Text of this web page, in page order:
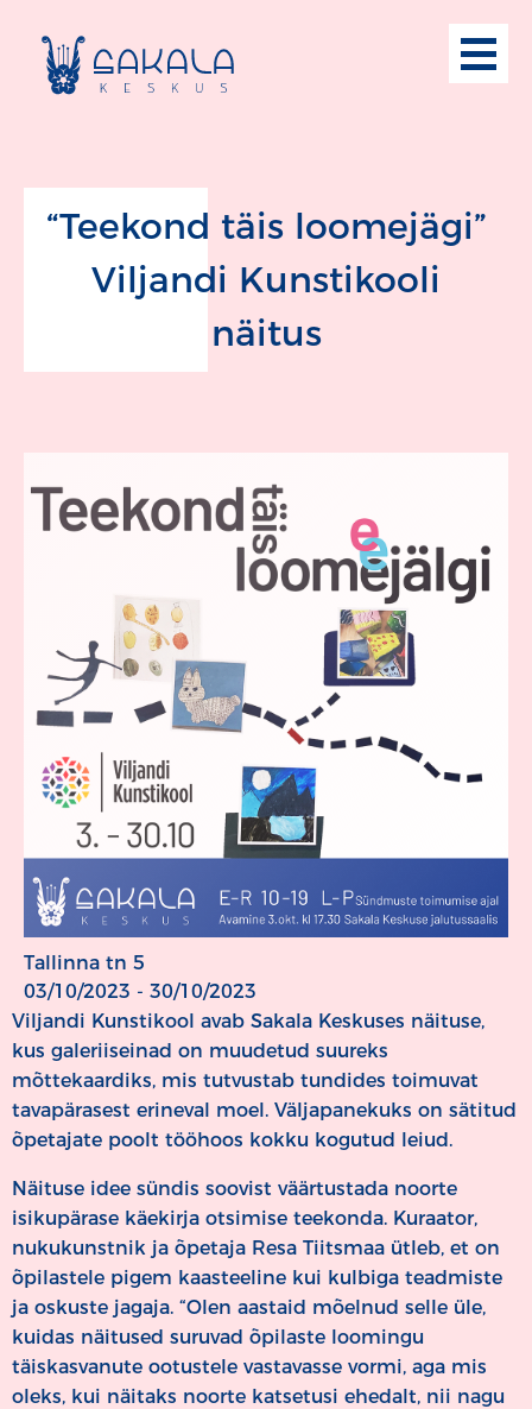
“Teekond täis loomejägi”
Viljandi Kunstikooli
näitus
Tallinna tn 5
03/10/2023 - 30/10/2023
Viljandi Kunstikool avab Sakala Keskuses näituse,
kus galeriiseinad on muudetud suureks
mõttekaardiks, mis tutvustab tundides toimuvat
tavapärasest erineval moel. Väljapanekuks on sätitud
õpetajate poolt tööhoos kokku kogutud leiud.
Näituse idee sündis soovist väärtustada noorte
isikupärase käekirja otsimise teekonda. Kuraator,
nukukunstnik ja õpetaja Resa Tiitsmaa ütleb, et on
õpilastele pigem kaasteeline kui kulbiga teadmiste
ja oskuste jagaja. “Olen aastaid mõelnud selle üle,
kuidas näitused suruvad õpilaste loomingu
täiskasvanute ootustele vastavasse vormi, aga mis
oleks, kui näitaks noorte katsetusi ehedalt, nii nagu